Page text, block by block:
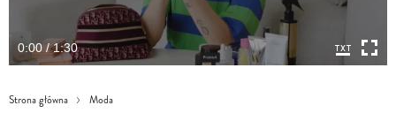
0:00 / 1:30
Strona główna Moda